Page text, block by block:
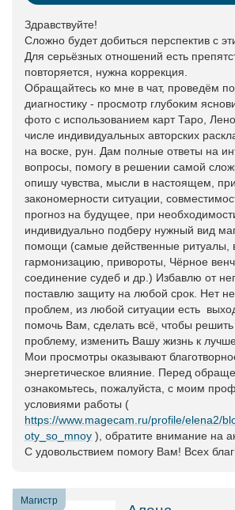
Здравствуйте!
Сложно будет добиться перспектив с
Для серьёзных отношений есть
повторяется, нужна коррекция.
Обращайтесь ко мне в чат, проведём
диагностику - просмотр глубоким
фото с использованием карт Таро,
числе индивидуальных авторских
на воске, рун. Дам полные ответы на
вопросы, помогу в решении самой
опишу чувства, мысли в настоящем,
закономерности ситуации,
прогноз на будущее, при
индивидуально подберу нужный вид
помощи (самые действенные ритуалы,
гармонизацию, привороты, Чёрное
соединение судеб и др.) Избавлю от
поставлю защиту на любой срок. Нет
проблем, из любой ситуации есть
помочь Вам, сделать всё, чтобы
проблему, изменить Вашу жизнь к
Мои просмотры оказывают
энергетическое влияние. Перед
ознакомьтесь, пожалуйста, с моим
условиями работы (
https://www.magecam.ru/profile/elena2/
oty_so_mnoy ), обратите внимание на
С удовольствием помогу Вам! Всех
Магистр